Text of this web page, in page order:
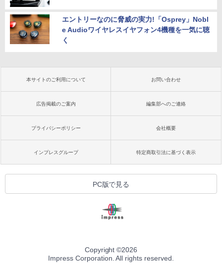
エントリーなのに脅威の実力!「Osprey」Nobl
e Audioワイヤレスイヤフォン4機種を一気に聴
く
本サイトのご利用について お問い合わせ
広告掲載のご案内 編集部へのご連絡
プライバシーポリシー 会社概要
インプレスグループ 特定商取引法に基づく表示
PC版で見る
Copyright ©2026
Impress Corporation. All rights reserved.